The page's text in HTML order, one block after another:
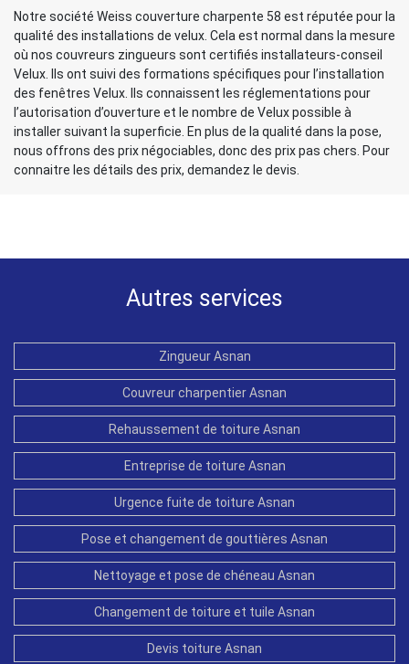
Notre société Weiss couverture charpente 58 est réputée pour la
qualité des installations de velux. Cela est normal dans la mesure
où nos couvreurs zingueurs sont certifiés installateurs-conseil
Velux. Ils ont suivi des formations spécifiques pour l’installation
des fenêtres Velux. Ils connaissent les réglementations pour
l’autorisation d’ouverture et le nombre de Velux possible à
installer suivant la superficie. En plus de la qualité dans la pose,
nous offrons des prix négociables, donc des prix pas chers. Pour
connaitre les détails des prix, demandez le devis.
Autres services
Zingueur Asnan
Couvreur charpentier Asnan
Rehaussement de toiture Asnan
Entreprise de toiture Asnan
Urgence fuite de toiture Asnan
Pose et changement de gouttières Asnan
Nettoyage et pose de chéneau Asnan
Changement de toiture et tuile Asnan
Devis toiture Asnan